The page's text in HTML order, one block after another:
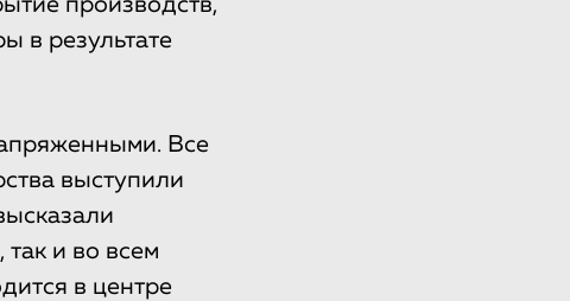
производств,
в результате
Все
выступили
и во всем
в центре